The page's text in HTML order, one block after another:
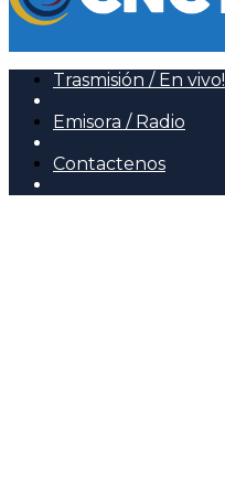
Trasmisión / En vivo!
Emisora / Radio
Contactenos